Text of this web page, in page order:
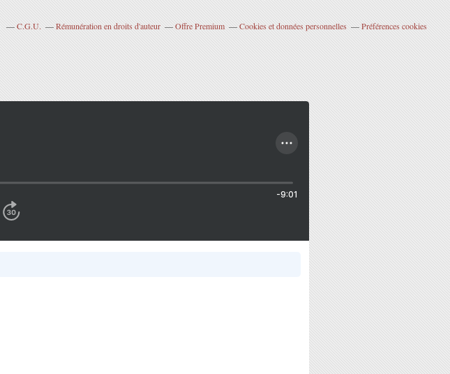
C.G.U. Rémunération en droits d'auteur Offre Premium Cookies et données personnelles Préférences cookies
-9:01